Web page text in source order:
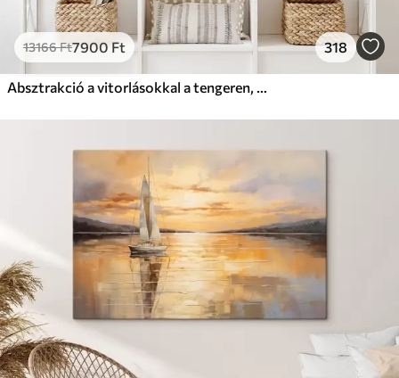
13166Ft7900 Ft 318
Absztrakció a vitorlásokkal a tengeren, akril stílusban, naplemente